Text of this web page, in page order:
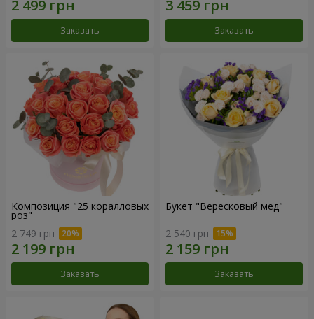
Заказать Заказать
Композиция "25 коралловых
роз"
2 749 грн
Заказать
Букет "Вересковый мед"
2 540 грн
Заказать